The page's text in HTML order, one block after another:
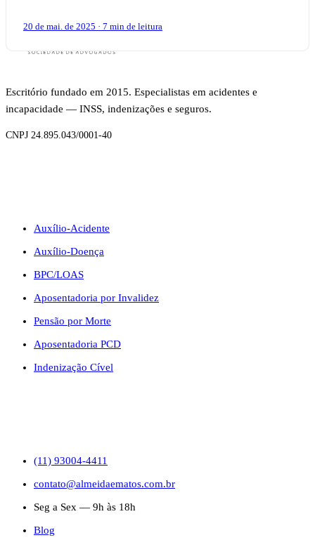
20 de mai. de 2025 · 7 min de leitura
Escritório fundado em 2015. Especialistas em acidentes e
incapacidade — INSS, indenizações e seguros.
CNPJ 24.895.043/0001-40
Auxílio-Acidente
Auxílio-Doença
BPC/LOAS
Aposentadoria por Invalidez
Pensão por Morte
Aposentadoria PCD
Indenização Cível
(11) 93004-4411
contato@almeidaematos.com.br
Seg a Sex — 9h às 18h
Blog